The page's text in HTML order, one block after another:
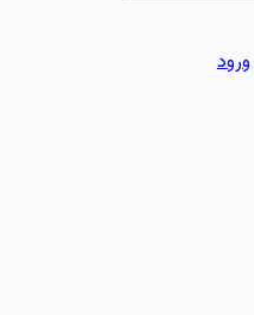
ورود